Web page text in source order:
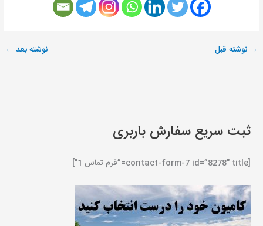
→ نوشته قبل نوشته بعد ←
ثبت سریع سفارش باربری
[contact-form-7 id=”8278″ title=”فرم تماس 1″]